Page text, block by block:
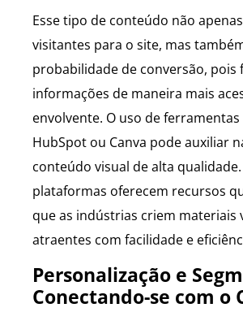
Esse tipo de conteúdo não
visitantes para o site, mas
probabilidade de conversão, pois
informações de maneira mais
envolvente. O uso de
HubSpot ou Canva pode auxiliar
conteúdo visual de alta
plataformas oferecem recursos
que as indústrias criem materiais
atraentes com facilidade e
Personalização e
Conectando-se com o